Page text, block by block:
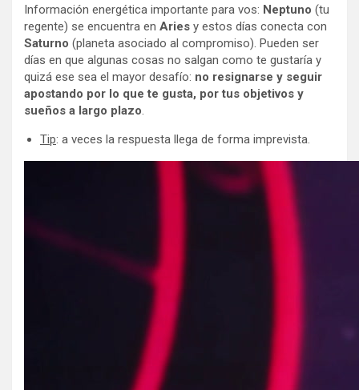
Información energética importante para vos: Neptuno (tu
regente) se encuentra en Aries y estos días conecta con
Saturno (planeta asociado al compromiso). Pueden ser
días en que algunas cosas no salgan como te gustaría y
quizá ese sea el mayor desafío: no resignarse y seguir
apostando por lo que te gusta, por tus objetivos y
sueños a largo plazo.
Tip: a veces la respuesta llega de forma imprevista.